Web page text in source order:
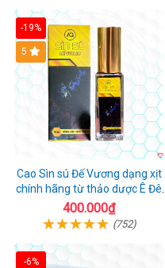
-19%
5
Cao Sìn sú Đế Vương dạng xịt
chính hãng từ thảo dược Ê Đê
Việt Nam
400.000₫
(752)
-6%